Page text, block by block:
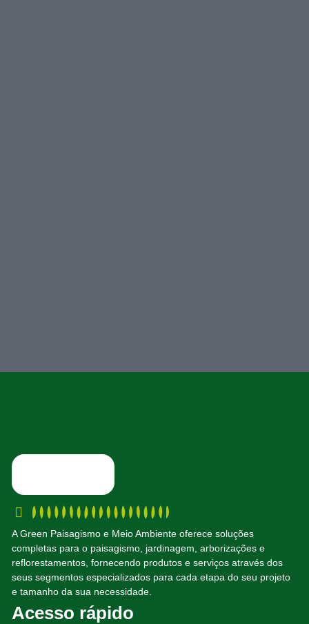
A Green Paisagismo e Meio Ambiente oferece soluções
completas para o paisagismo, jardinagem, arborizações e
reflorestamentos, fornecendo produtos e serviços através dos
seus segmentos especializados para cada etapa do seu projeto
e tamanho da sua necessidade.
Acesso rápido